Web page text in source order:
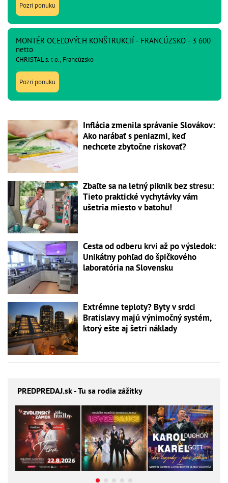
Pozri ponuku
MONTÉR OCEĽOVÝCH KONŠTRUKCIÍ - FRANCÚZSKO - 3 600
netto
CHRISTAL s. r. o., Francúzsko
Pozri ponuku
Inflácia zmenila správanie Slovákov:
Ako narábať s peniazmi, keď
nechcete zbytočne riskovať?
Zbaľte sa na letný piknik bez stresu:
Tieto praktické vychytávky vám
ušetria miesto v batohu!
Cesta od odberu krvi až po výsledok:
Unikátny pohľad do špičkového
laboratória na Slovensku
Extrémne teploty? Byty v srdci
Bratislavy majú výnimočný systém,
ktorý ešte aj šetrí náklady
PREDPREDAJ.sk - Tu sa rodia zážitky